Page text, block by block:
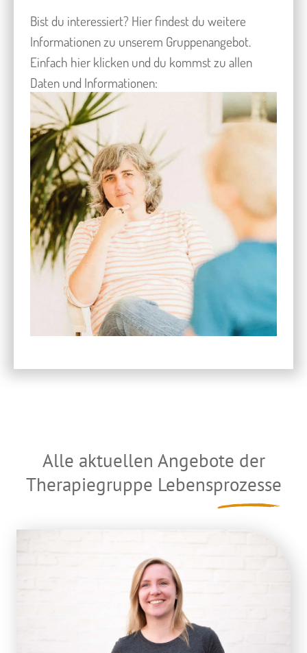
Bist du interessiert? Hier findest du weitere
Informationen zu unserem Gruppenangebot.
Einfach hier klicken und du kommst zu allen
Daten und Informationen:
Alle aktuellen Angebote der
Therapiegruppe Lebensprozesse